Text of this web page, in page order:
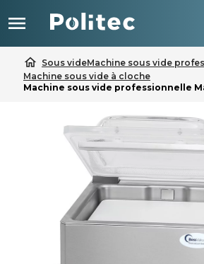

home Sous videMachine sous vide
Machine sous vide à cloche
Machine sous vide professionnelle